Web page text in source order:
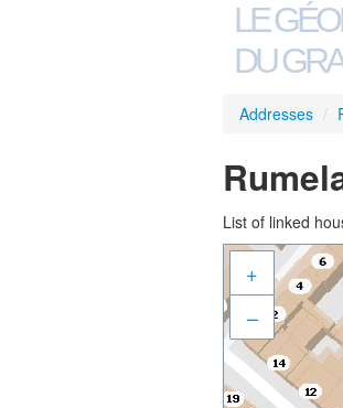
LE
DU
Addresses /
List of linked
+
–